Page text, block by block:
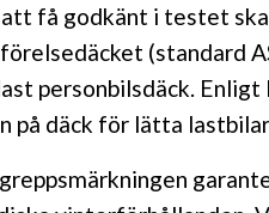
att få godkänt i testet
(standard
personbilsdäck.
på däck för lätta